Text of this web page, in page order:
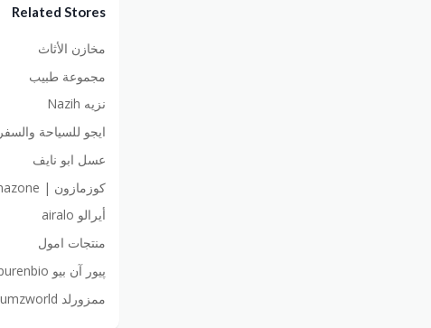
Related Stores
مخازن الأثاث
مجموعة طبيب
نزيه Nazih
ايجو للسياحة والسفر
عسل ابو نايف
كوزمازون | cozmazone
أيرالو airalo
منتجات امول
پيور آن بيو purenbio
ممزورلد mumzworld